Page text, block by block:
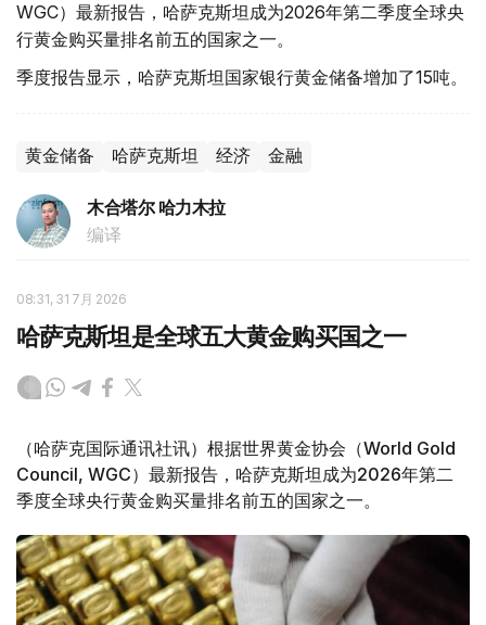
WGC）最新报告，哈萨克斯坦成为2026年第二季度全球央
行黄金购买量排名前五的国家之一。
季度报告显示，哈萨克斯坦国家银行黄金储备增加了15吨。
黄金储备 哈萨克斯坦 经济 金融
木合塔尔 哈力木拉
编译
08:31, 31 7月 2026
哈萨克斯坦是全球五大黄金购买国之一
（哈萨克国际通讯社讯）根据世界黄金协会（World Gold
Council, WGC）最新报告，哈萨克斯坦成为2026年第二
季度全球央行黄金购买量排名前五的国家之一。